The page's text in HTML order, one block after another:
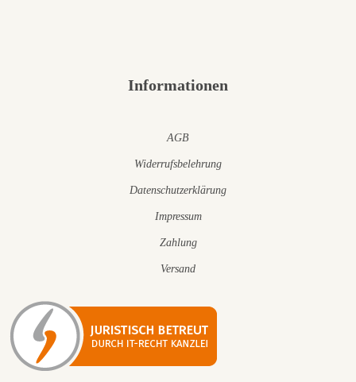
Informationen
AGB
Widerrufsbelehrung
Datenschutzerklärung
Impressum
Zahlung
Versand